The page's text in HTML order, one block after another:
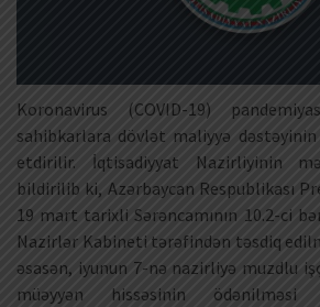
Koronavirus (COVID-19)
sahibkarlara dövlət maliyyə
etdirilir. İqtisadiyyat Nazirliyinin
bildirilib ki, Azərbaycan Respublikası
19 mart tarixli Sərəncamının 10.2-ci
Nazirlər Kabineti tərəfindən təsdiq
əsasən, iyunun 7-nə nazirliyə muzdlu
müəyyən hissəsinin ödənilməsi